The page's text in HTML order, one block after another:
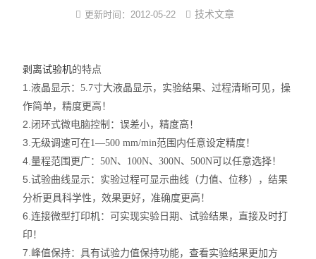
尼龙制品调湿机
PA6/66蒸煮增湿设备
小型尼龙PA调湿机
新型尼龙吸湿增韧设备
更新时间： 2012-05-22 技术文章
剥离试验机的特点
1.液晶显示：5.7寸大液晶显示，实验结果、过程清晰可见，操
作简单，精度更高！
2.闭环式微电脑控制：误差小，精度高！
3.无级调速可在1—500 mm/min范围内任意设定精度！
4.量程范围更广：50N、100N、300N、500N可以任意选择！
5.试验曲线显示：实验过程可显示曲线（力值、位移），结果
分析更具科学性，效果更好，准确度更高！
6.连接微型打印机：可实现实验日期、试验结果，直接及时打
印！
7.峰值保持：具有试验力值保持功能，查看实验结果更加方